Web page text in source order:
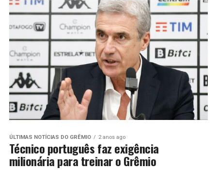
ÚLTIMAS NOTÍCIAS DO GRÊMIO 2 anos ago
Técnico português faz exigência
milionária para treinar o Grêmio